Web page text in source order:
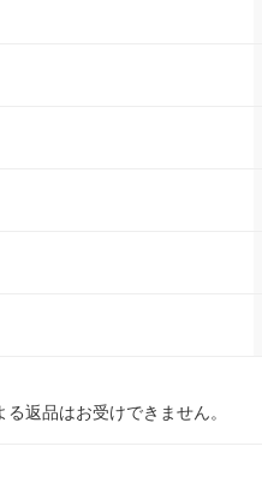
返品はお受けできません。